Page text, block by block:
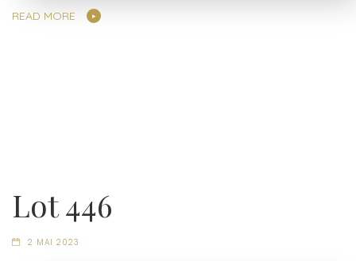
READ MORE
Lot 446
2 MAI 2023